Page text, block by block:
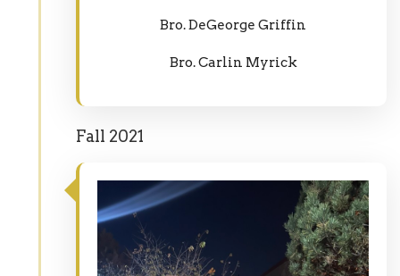
Bro. DeGeorge Griffin
Bro. Carlin Myrick
Fall 2021